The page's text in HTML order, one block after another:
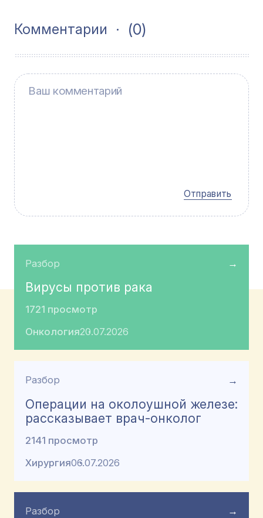
Комментарии (0)
Отправить
Разбор →
Вирусы против рака
1721 просмотр
Онкология20.07.2026
Разбор →
Операции на околоушной железе:
рассказывает врач-онколог
2141 просмотр
Хирургия06.07.2026
Разбор →